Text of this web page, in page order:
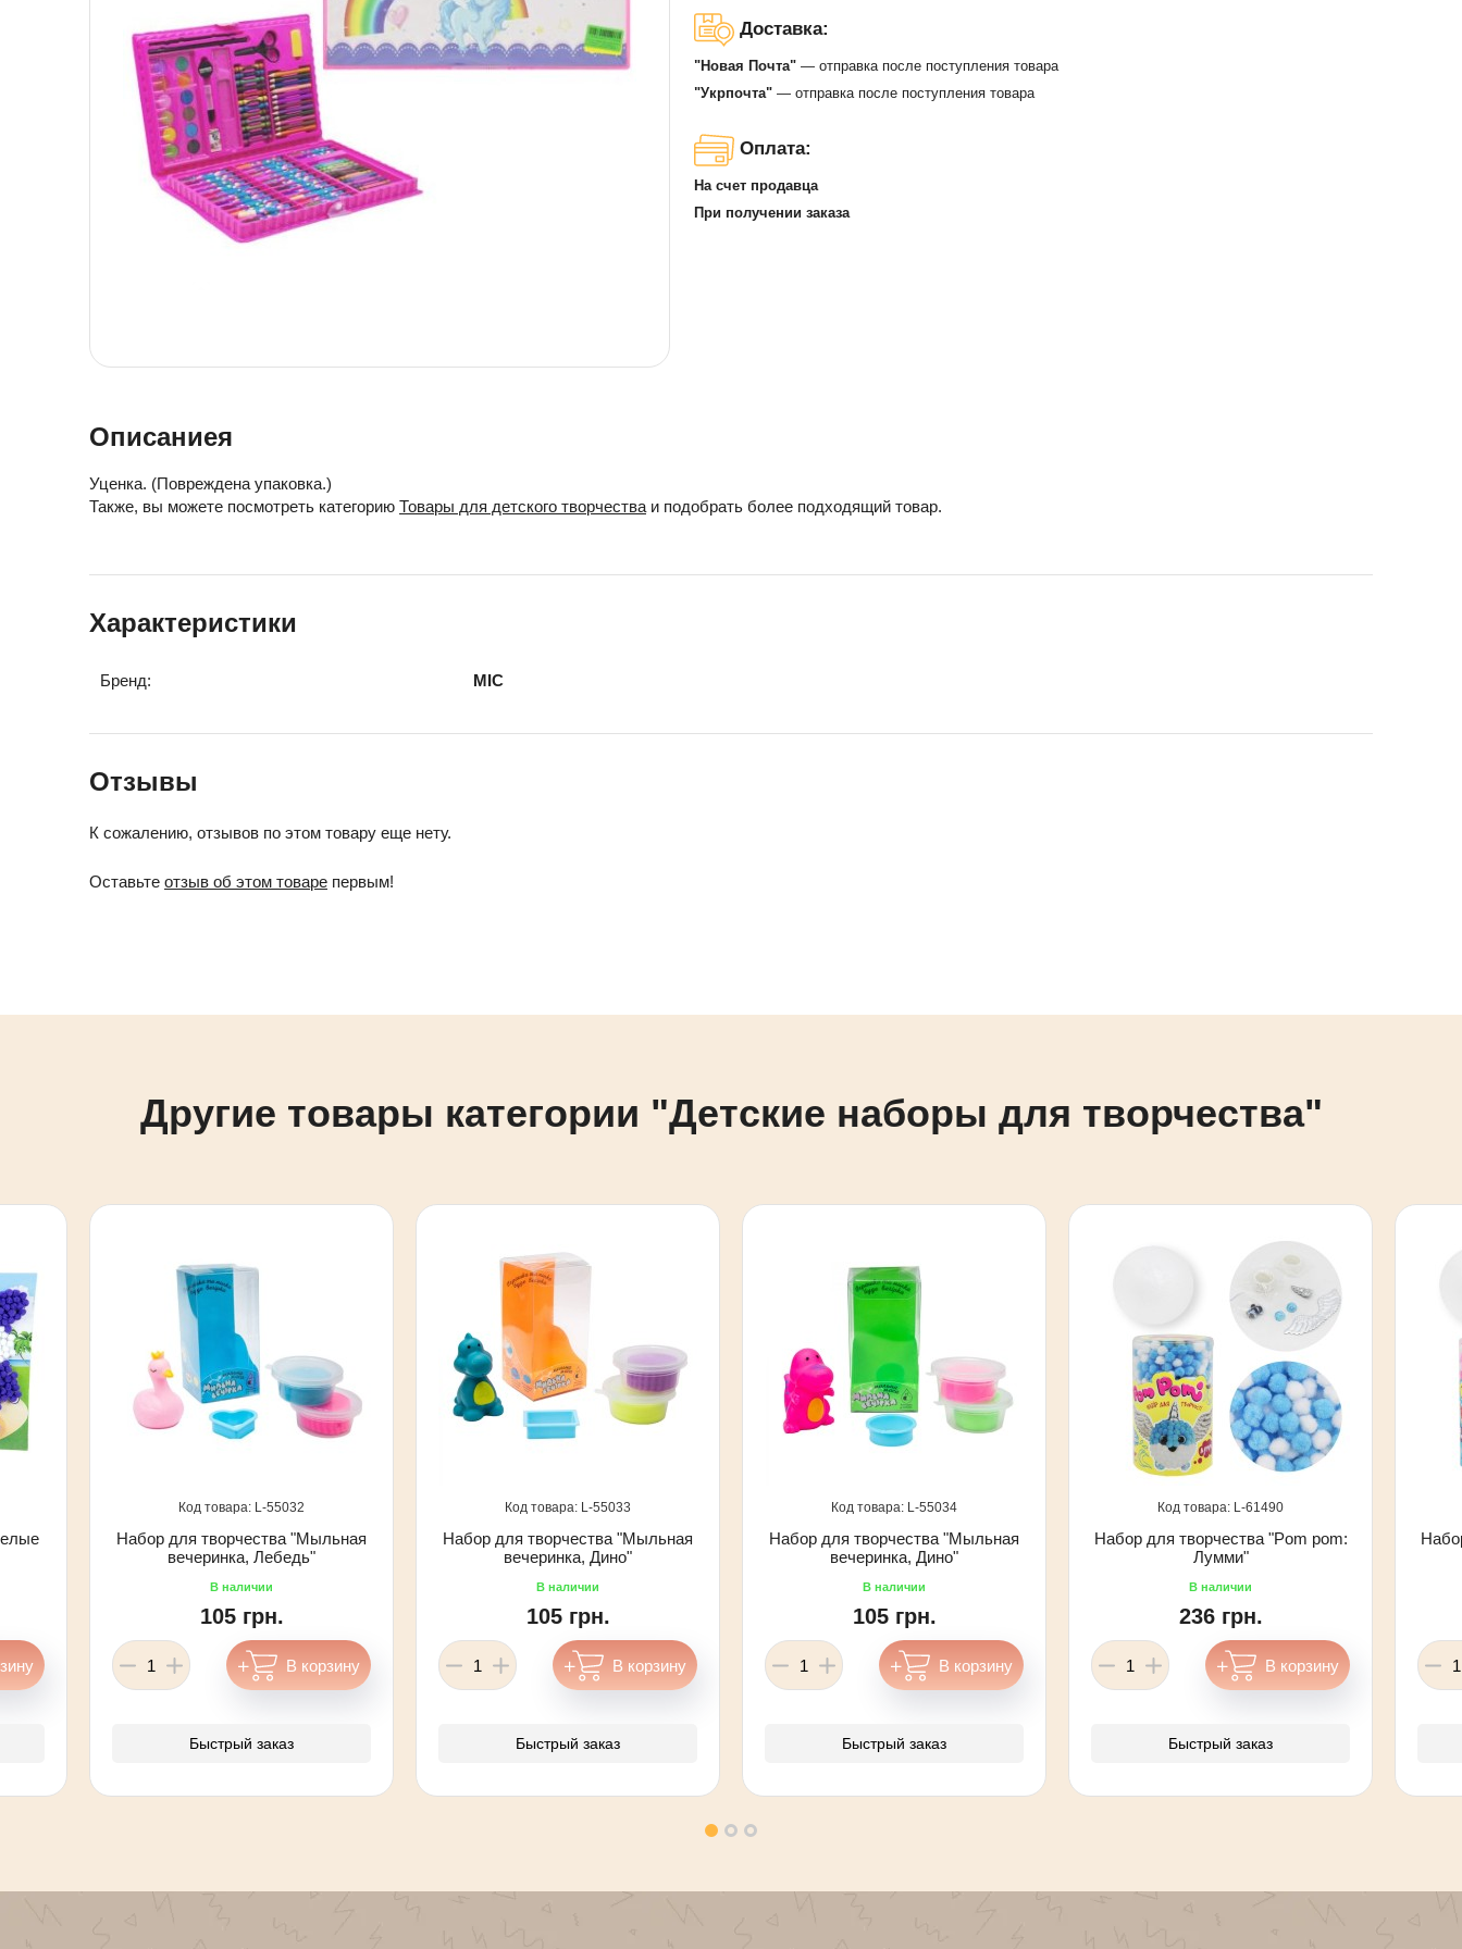
Товары для праздника
Новогодние украшения
Детская мебель
Детская посуда
Детская книга
Товары для маленьких детей
Уход и гигиена ребенка
Канцелярские товары
Доставка:
"Новая Почта" — отправка после поступления товара
"Укрпочта" — отправка после поступления товара
Оплата:
На счет продавца
При получении заказа
Описаниея
Уценка. (Повреждена упаковка.)
Также, вы можете посмотреть категорию Товары для детского творчества и подобрать более подходящий товар.
Характеристики
Бренд: MIC
Отзывы
К сожалению, отзывов по этом товару еще нету.
Оставьте отзыв об этом товаре первым!
Другие товары категории "Детские наборы для творчества"
55032
Набор для творчества "Мыльная
вечеринка, Лебедь"
105 грн.
Быстрый заказ
55033
Набор для творчества "Мыльная
вечеринка, Дино"
105 грн.
Быстрый заказ
55034
Набор для творчества "Мыльная
вечеринка, Дино"
105 грн.
Быстрый заказ
61490
Набор для творчества "Pom pom:
Лумми"
236 грн.
Быстрый заказ